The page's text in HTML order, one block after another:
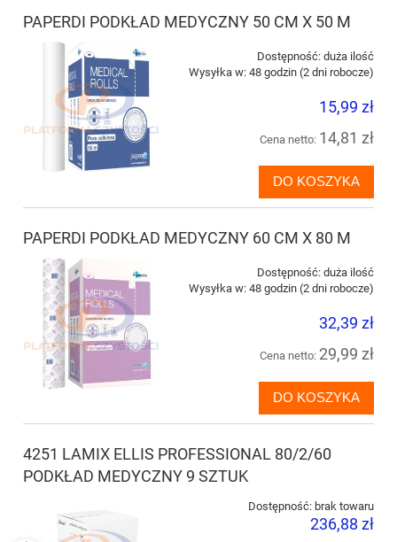
PAPERDI PODKŁAD MEDYCZNY 50 CM X 50 M
Dostępność: duża ilość
Wysyłka w: 48 godzin (2 dni robocze)
15,99 zł
Cena netto: 14,81 zł
DO KOSZYKA
PAPERDI PODKŁAD MEDYCZNY 60 CM X 80 M
Dostępność: duża ilość
Wysyłka w: 48 godzin (2 dni robocze)
32,39 zł
Cena netto: 29,99 zł
DO KOSZYKA
4251 LAMIX ELLIS PROFESSIONAL 80/2/60
PODKŁAD MEDYCZNY 9 SZTUK
Dostępność: brak towaru
236,88 zł